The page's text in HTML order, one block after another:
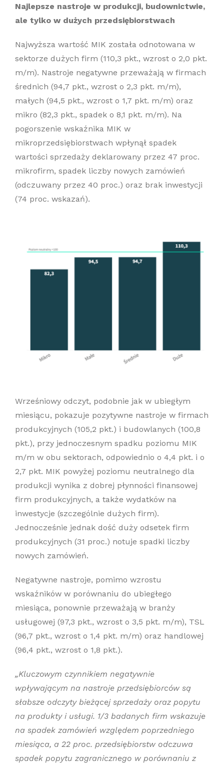
Najlepsze nastroje w produkcji, budownictwie,
ale tylko w dużych przedsiębiorstwach
Najwyższa wartość MIK została odnotowana w
sektorze dużych firm (110,3 pkt., wzrost o 2,0 pkt.
m/m). Nastroje negatywne przeważają w firmach
średnich (94,7 pkt., wzrost o 2,3 pkt. m/m),
małych (94,5 pkt., wzrost o 1,7 pkt. m/m) oraz
mikro (82,3 pkt., spadek o 8,1 pkt. m/m). Na
pogorszenie wskaźnika MIK w
mikroprzedsiębiorstwach wpłynął spadek
wartości sprzedaży deklarowany przez 47 proc.
mikrofirm, spadek liczby nowych zamówień
(odczuwany przez 40 proc.) oraz brak inwestycji
(74 proc. wskazań).
Wrześniowy odczyt, podobnie jak w ubiegłym
miesiącu, pokazuje pozytywne nastroje w firmach
produkcyjnych (105,2 pkt.) i budowlanych (100,8
pkt.), przy jednoczesnym spadku poziomu MIK
m/m w obu sektorach, odpowiednio o 4,4 pkt. i o
2,7 pkt. MIK powyżej poziomu neutralnego dla
produkcji wynika z dobrej płynności finansowej
firm produkcyjnych, a także wydatków na
inwestycje (szczególnie dużych firm).
Jednocześnie jednak dość duży odsetek firm
produkcyjnych (31 proc.) notuje spadki liczby
nowych zamówień.
Negatywne nastroje, pomimo wzrostu
wskaźników w porównaniu do ubiegłego
miesiąca, ponownie przeważają w branży
usługowej (97,3 pkt., wzrost o 3,5 pkt. m/m), TSL
(96,7 pkt., wzrost o 1,4 pkt. m/m) oraz handlowej
(96,4 pkt., wzrost o 1,8 pkt.).
„Kluczowym czynnikiem negatywnie
wpływającym na nastroje przedsiębiorców są
słabsze odczyty bieżącej sprzedaży oraz popytu
na produkty i usługi. 1/3 badanych firm wskazuje
na spadek zamówień względem poprzedniego
miesiąca, a 22 proc. przedsiębiorstw odczuwa
spadek popytu zagranicznego w porównaniu z